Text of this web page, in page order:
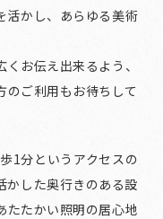
活かし、あらゆる美術
お伝え出来るよう、
のご利用もお待ちして
1分というアクセスの
かした奥行きのある設
たたかい照明の居心地